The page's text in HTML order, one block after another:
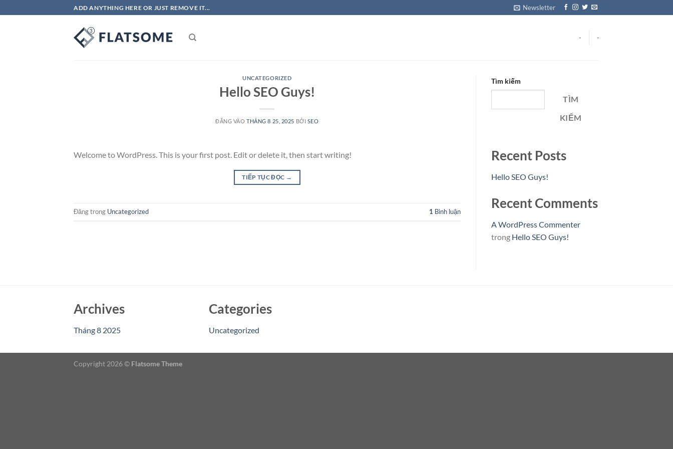
ADD ANYTHING HERE OR JUST REMOVE IT... Newsletter
- -
UNCATEGORIZED
Hello SEO Guys!
ĐĂNG VÀOTHÁNG 8 25, 2025 BỞI SEO
Welcome to WordPress. This is your first post. Edit or delete it, then start writing!
TIẾP TỤC ĐỌC →
Đăng trong Uncategorized 1 Bình luận
Tìm kiếm
TÌM
KIẾM
Recent Posts
Hello SEO Guys!
Recent Comments
A WordPress Commenter
trong Hello SEO Guys!
Archives
Tháng 8 2025
Categories
Uncategorized
Copyright 2026 © Flatsome Theme